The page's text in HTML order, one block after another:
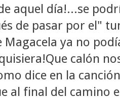
aquel día!...se
de pasar por el"
Magacela ya no
calón
dice en la
al final del camino